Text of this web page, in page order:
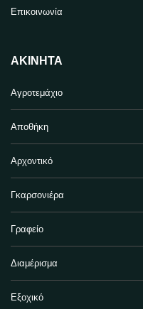
Επικοινωνία
ΑΚΊΝΗΤΑ
Αγροτεμάχιο
Αποθήκη
Αρχοντικό
Γκαρσονιέρα
Γραφείο
Διαμέρισμα
Εξοχικό